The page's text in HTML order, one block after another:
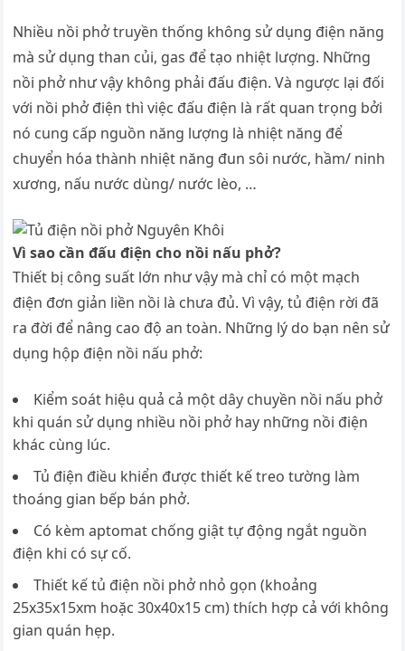
Nhiều nồi phở truyền thống không sử dụng điện năng
mà sử dụng than củi, gas để tạo nhiệt lượng. Những
nồi phở như vậy không phải đấu điện. Và ngược lại đối
với nồi phở điện thì việc đấu điện là rất quan trọng bởi
nó cung cấp nguồn năng lượng là nhiệt năng để
chuyển hóa thành nhiệt năng đun sôi nước, hầm/ ninh
xương, nấu nước dùng/ nước lèo, …
Vì sao cần đấu điện cho nồi nấu phở?
Thiết bị công suất lớn như vậy mà chỉ có một mạch
điện đơn giản liền nồi là chưa đủ. Vì vậy, tủ điện rời đã
ra đời để nâng cao độ an toàn. Những lý do bạn nên sử
dụng hộp điện nồi nấu phở:
Kiểm soát hiệu quả cả một dây chuyền nồi nấu phở
khi quán sử dụng nhiều nồi phở hay những nồi điện
khác cùng lúc.
Tủ điện điều khiển được thiết kế treo tường làm
thoáng gian bếp bán phở.
Có kèm aptomat chống giật tự động ngắt nguồn
điện khi có sự cố.
Thiết kế tủ điện nồi phở nhỏ gọn (khoảng
25x35x15xm hoặc 30x40x15 cm) thích hợp cả với không
gian quán hẹp.